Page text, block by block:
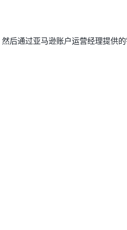
后通过亚马逊账户运营经理提供